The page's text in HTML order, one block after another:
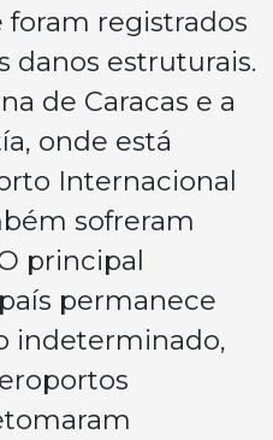
foram registrados
danos estruturais.
de Caracas e a
onde está
Internacional
sofreram
principal
permanece
indeterminado,